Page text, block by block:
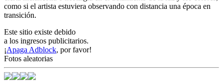
como si el artista estuviera observando con distancia una época en
transición.
Este sitio existe debido
a los ingresos publicitarios.
¡Apaga Adblock, por favor!
Fotos aleatorias